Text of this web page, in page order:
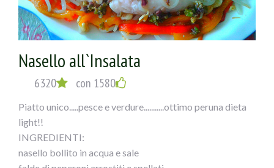
olio evo
sale
ESECUZIONE :
1) Tagliare in 2 parti le melanzane, inciderle e scavarle
con delicatezza aiutandosi con uno scavino o cucchiaino.
Nasello all`Insalata
6320 con 1580
Piatto unico.....pesce e verdure...........ottimo peruna dieta
light!!
INGREDIENTI:
nasello bollito in acqua e sale